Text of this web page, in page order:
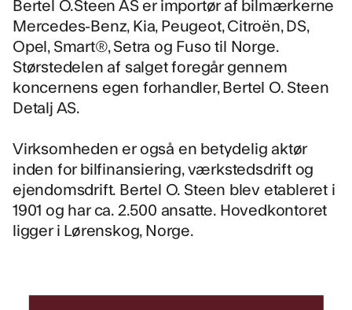
Mercedes-Benz, Kia, Peugeot, Citroën, DS,
Opel, Smart®, Setra og Fuso til Norge.
Størstedelen af salget foregår gennem
koncernens egen forhandler, Bertel O. Steen
Detalj AS.
Virksomheden er også en betydelig aktør
inden for bilfinansiering, værkstedsdrift og
ejendomsdrift. Bertel O. Steen blev etableret i
1901 og har ca. 2.500 ansatte. Hovedkontoret
ligger i Lørenskog, Norge.